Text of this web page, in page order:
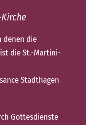
denen die
die St.-Martini-
Stadthagen
Gottesdienste